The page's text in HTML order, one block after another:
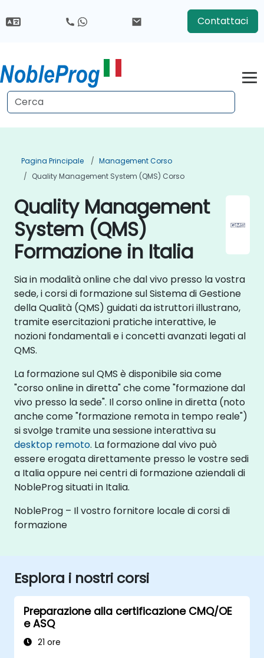
Contattaci
Pagina Principale
Management Corso
Quality Management System (QMS) Corso
Quality Management
System (QMS)
Formazione in Italia
Sia in modalità online che dal vivo presso la vostra
sede, i corsi di formazione sul Sistema di Gestione
della Qualità (QMS) guidati da istruttori illustrano,
tramite esercitazioni pratiche interattive, le
nozioni fondamentali e i concetti avanzati legati al
QMS.
La formazione sul QMS è disponibile sia come
"corso online in diretta" che come "formazione dal
vivo presso la sede". Il corso online in diretta (noto
anche come "formazione remota in tempo reale")
si svolge tramite una sessione interattiva su
desktop remoto. La formazione dal vivo può
essere erogata direttamente presso le vostre sedi
a Italia oppure nei centri di formazione aziendali di
NobleProg situati in Italia.
NobleProg – Il vostro fornitore locale di corsi di
formazione
Esplora i nostri corsi
Preparazione alla certificazione CMQ/OE
e ASQ
21 ore